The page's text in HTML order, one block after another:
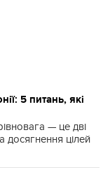
5 питань, які
— це дві
досягнення цілей